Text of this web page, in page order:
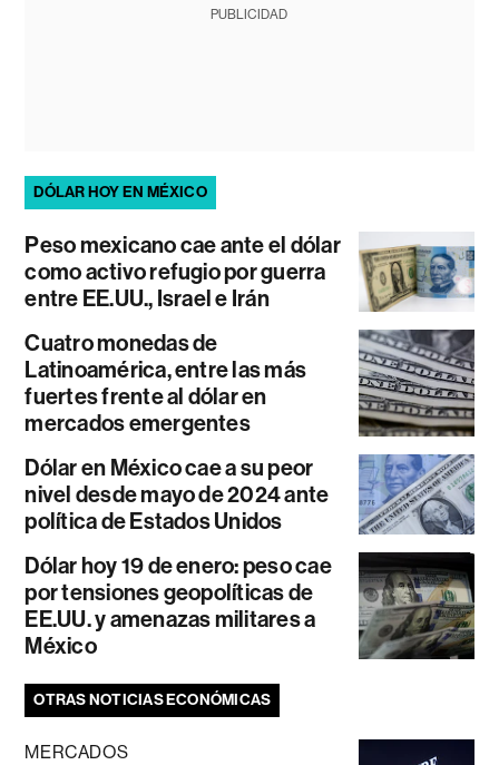
PUBLICIDAD
DÓLAR HOY EN MÉXICO
Peso mexicano cae ante el dólar
como activo refugio por guerra
entre EE.UU., Israel e Irán
Cuatro monedas de
Latinoamérica, entre las más
fuertes frente al dólar en
mercados emergentes
Dólar en México cae a su peor
nivel desde mayo de 2024 ante
política de Estados Unidos
Dólar hoy 19 de enero: peso cae
por tensiones geopolíticas de
EE.UU. y amenazas militares a
México
OTRAS NOTICIAS ECONÓMICAS
MERCADOS